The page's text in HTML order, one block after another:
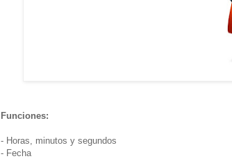
Funciones:
- Horas, minutos y segundos
- Fecha